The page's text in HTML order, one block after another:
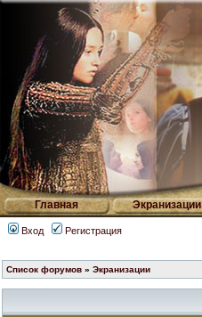
Главная Экранизации
Вход Регистрация
Список форумов » Экранизации